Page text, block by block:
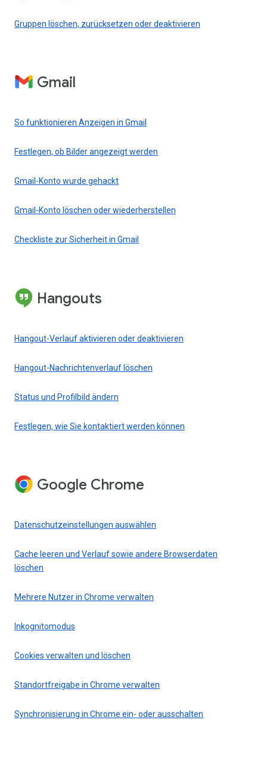
Gruppen löschen, zurücksetzen oder deaktivieren
Gmail
So funktionieren Anzeigen in Gmail
Festlegen, ob Bilder angezeigt werden
Gmail-Konto wurde gehackt
Gmail-Konto löschen oder wiederherstellen
Checkliste zur Sicherheit in Gmail
Hangouts
Hangout-Verlauf aktivieren oder deaktivieren
Hangout-Nachrichtenverlauf löschen
Status und Profilbild ändern
Festlegen, wie Sie kontaktiert werden können
Google Chrome
Datenschutzeinstellungen auswählen
Cache leeren und Verlauf sowie andere Browserdaten
löschen
Mehrere Nutzer in Chrome verwalten
Inkognitomodus
Cookies verwalten und löschen
Standortfreigabe in Chrome verwalten
Synchronisierung in Chrome ein- oder ausschalten